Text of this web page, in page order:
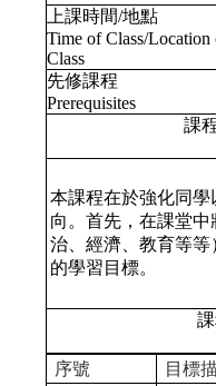
上課時間/地點
Time of Class/Location
Class
先修課程
Prerequisites
課
本課程在於強化同
向。首先，在課堂
治、經濟、教育等
的學習目標。
序號
目標